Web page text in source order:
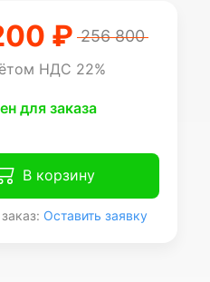
25 30
₽ 256 800
НДС 22%
для заказа
В корзину
Оставить заявку